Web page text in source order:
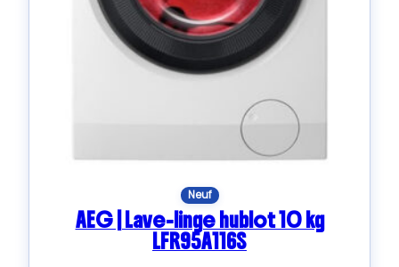
Neuf
AEG | Lave-linge hublot 10 kg
LFR95A116S